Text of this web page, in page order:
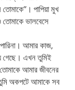
পাপিয়া মুখ
ভালবেসে
আমার কাজ,
গেছে। এখন তুমিই
আমার জীবনের
অকপটে আমাকে সব